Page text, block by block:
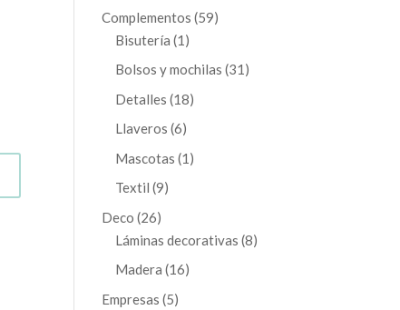
productos
Complementos 5959
Bisutería 1 1
producto
Bolsos y mochilas 31 31
Detalles 1818
Llaveros 66
productos
Mascotas 1 1
Textil 99
Deco 2626
productos
Láminas decorativas 88
Madera 1616
Empresas 55